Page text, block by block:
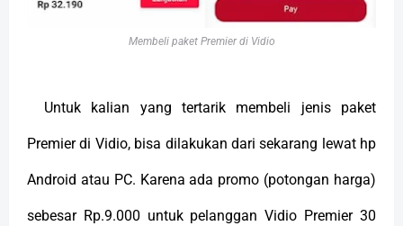
Membeli paket Premier di Vidio
Untuk kalian yang tertarik membeli jenis paket
Premier di Vidio, bisa dilakukan dari sekarang lewat hp
Android atau PC. Karena ada promo (potongan harga)
sebesar Rp.9.000 untuk pelanggan Vidio Premier 30